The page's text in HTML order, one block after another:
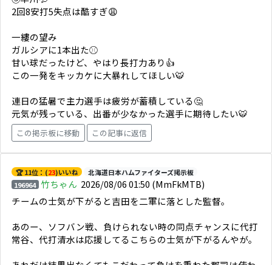
2回8安打5失点は酷すぎ😩
一縷の望み
ガルシアに1本出た⚾️
甘い球だったけど、やはり長打力あり👍
この一発をキッカケに大暴れしてほしい🐯
連日の猛暑で主力選手は疲労が蓄積している🤔
元気が残っている、出番が少なかった選手に期待したい🐯
この掲示板に移動 この記事に返信
🏆 11位：(23)いいね
北海道日本ハムファイターズ掲示板
196964 竹ちゃん 2026/08/06 01:50 (MmFkMTB)
チームの士気が下がると吉田を二軍に落とした監督。
あのー、ソフバン戦、負けられない時の同点チャンスに代打
常谷、代打清水は応援してるこちらの士気が下がるんやが。